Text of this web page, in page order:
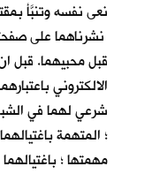
نعى نفسه وتنبَّأ
نشرناهما على
قبل محبيهما. قبل
الالكتروني
شرعي لهما في
؛ المتهمة
مهمتها ؛